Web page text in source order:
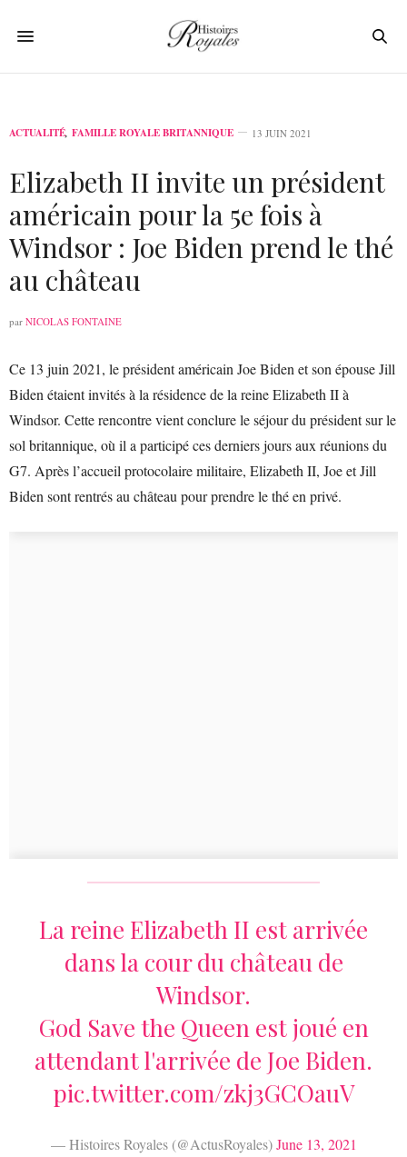
ACTUALITÉ, FAMILLE ROYALE BRITANNIQUE 13 JUIN 2021
Elizabeth II invite un président
américain pour la 5e fois à
Windsor : Joe Biden prend le thé
au château
par NICOLAS FONTAINE
Ce 13 juin 2021, le président américain Joe Biden et son épouse Jill
Biden étaient invités à la résidence de la reine Elizabeth II à
Windsor. Cette rencontre vient conclure le séjour du président sur le
sol britannique, où il a participé ces derniers jours aux réunions du
G7. Après l’accueil protocolaire militaire, Elizabeth II, Joe et Jill
Biden sont rentrés au château pour prendre le thé en privé.
La reine Elizabeth II est arrivée
dans la cour du château de
Windsor.
God Save the Queen est joué en
attendant l'arrivée de Joe Biden.
pic.twitter.com/zkj3GCOauV
— Histoires Royales (@ActusRoyales)June 13, 2021